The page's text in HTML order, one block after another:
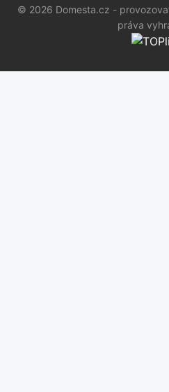
© 2026 Domesta.cz -
práva